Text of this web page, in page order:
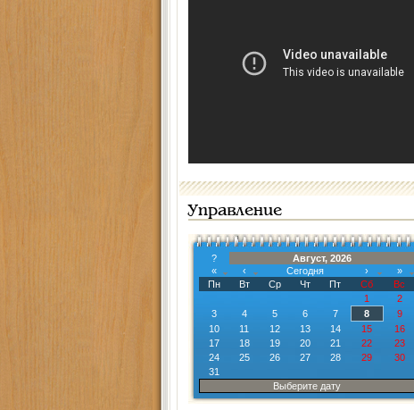
Управление
?
Август, 2026
«
‹ Сегодня ›
»
Пн
Вт Ср Чт Пт Сб
Вс
1
2
3
4 5 6 7 8
9
10
11 12 13 14 15
16
17
18 19 20 21 22
23
24
25 26 27 28 29
30
31
Выберите дату